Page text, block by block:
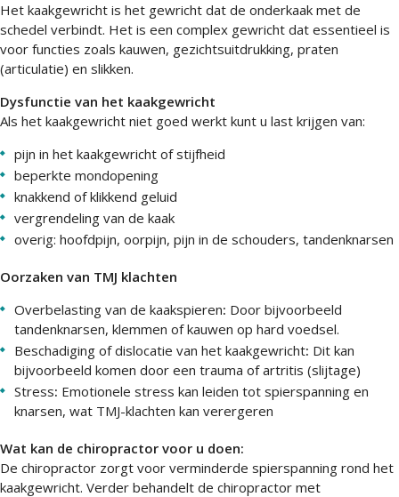
Het kaakgewricht is het gewricht dat de onderkaak met de
schedel verbindt. Het is een complex gewricht dat essentieel is
voor functies zoals kauwen, gezichtsuitdrukking, praten
(articulatie) en slikken.
Dysfunctie van het kaakgewricht
Als het kaakgewricht niet goed werkt kunt u last krijgen van:
pijn in het kaakgewricht of stijfheid
beperkte mondopening
knakkend of klikkend geluid
vergrendeling van de kaak
overig: hoofdpijn, oorpijn, pijn in de schouders, tandenknarsen
Oorzaken van TMJ klachten
Overbelasting van de kaakspieren: Door bijvoorbeeld
tandenknarsen, klemmen of kauwen op hard voedsel.
Beschadiging of dislocatie van het kaakgewricht: Dit kan
bijvoorbeeld komen door een trauma of artritis (slijtage)
Stress: Emotionele stress kan leiden tot spierspanning en
knarsen, wat TMJ-klachten kan verergeren
Wat kan de chiropractor voor u doen:
De chiropractor zorgt voor verminderde spierspanning rond het
kaakgewricht. Verder behandelt de chiropractor met